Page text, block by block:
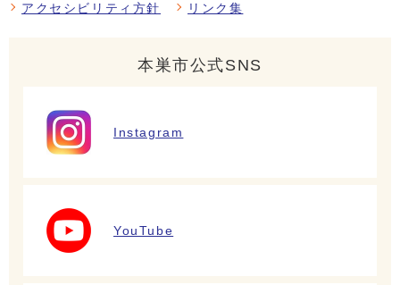
アクセシビリティ方針 リンク集
本巣市公式SNS
Instagram
YouTube